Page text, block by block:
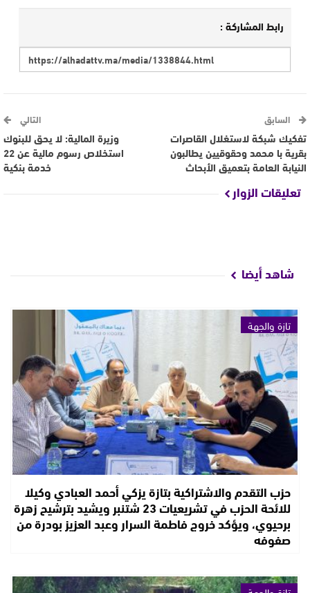
رابط المشاركة :
السابق
تفكيك شبكة لاستغلال القاصرات
بقرية با محمد وحقوقيين يطالبون
النيابة العامة بتعميق الأبحاث
التالي
وزيرة المالية: لا يحق للبنوك
استخلاص رسوم مالية عن 22
خدمة بنكية
تعليقات الزوار
شاهد أيضا
تازة والجهة
حزب التقدم والاشتراكية بتازة يزكي أحمد العبادي وكيلا
للائحة الحزب في تشريعيات 23 شتنبر ويشيد بترشيح زهرة
برحيوي، ويؤكد خروج فاطمة السرار وعبد العزيز بودرة من
صفوفه